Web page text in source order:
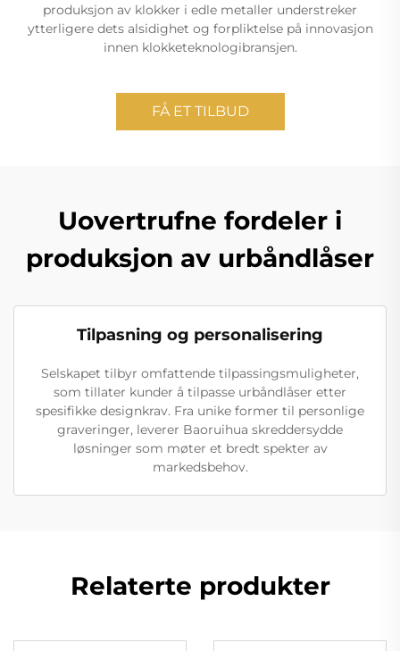
produksjon av klokker i edle metaller understreker
ytterligere dets alsidighet og forpliktelse på innovasjon
innen klokketeknologibransjen.
FÅ ET TILBUD
Uovertrufne fordeler i
produksjon av urbåndlåser
Tilpasning og personalisering
Selskapet tilbyr omfattende tilpassingsmuligheter,
som tillater kunder å tilpasse urbåndlåser etter
spesifikke designkrav. Fra unike former til personlige
graveringer, leverer Baoruihua skreddersydde
løsninger som møter et bredt spekter av
markedsbehov.
Relaterte produkter